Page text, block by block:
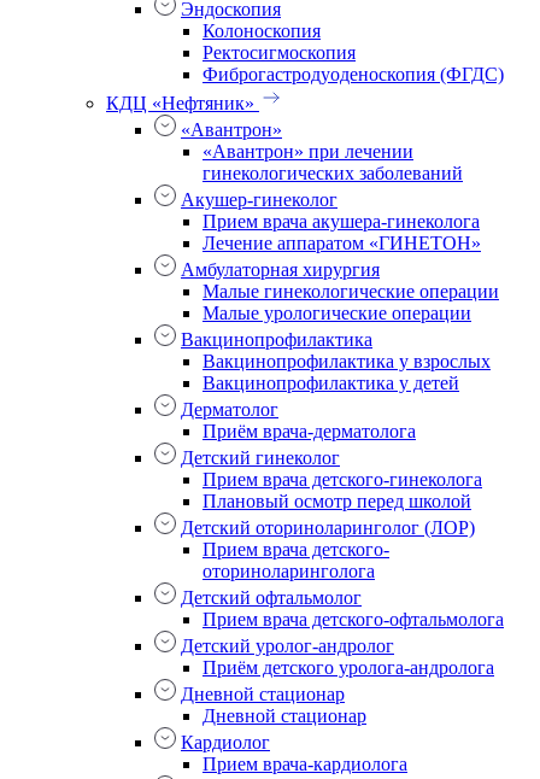
Эндоскопия
Колоноскопия
Ректосигмоскопия
Фиброгастродуоденоскопия (ФГДС)
КДЦ «Нефтяник»
«Авантрон»
«Авантрон» при лечении
гинекологических заболеваний
Акушер-гинеколог
Прием врача акушера-гинеколога
Лечение аппаратом «ГИНЕТОН»
Амбулаторная хирургия
Малые гинекологические операции
Малые урологические операции
Вакцинопрофилактика
Вакцинопрофилактика у взрослых
Вакцинопрофилактика у детей
Дерматолог
Приём врача-дерматолога
Детский гинеколог
Прием врача детского-гинеколога
Плановый осмотр перед школой
Детский оториноларинголог (ЛОР)
Прием врача детского-
оториноларинголога
Детский офтальмолог
Прием врача детского-офтальмолога
Детский уролог-андролог
Приём детского уролога-андролога
Дневной стационар
Дневной стационар
Кардиолог
Прием врача-кардиолога